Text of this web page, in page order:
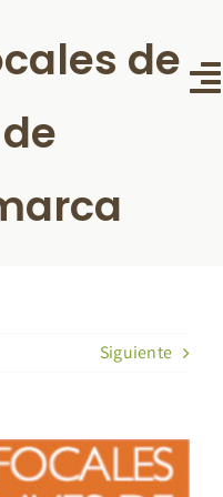
Proyectos
Contacto
de
Siguiente